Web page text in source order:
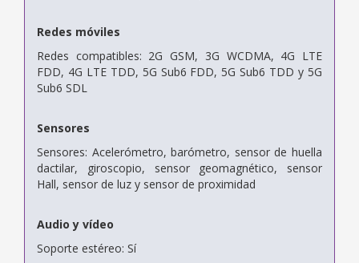
Redes móviles
Redes compatibles: 2G GSM, 3G WCDMA, 4G LTE
FDD, 4G LTE TDD, 5G Sub6 FDD, 5G Sub6 TDD y 5G
Sub6 SDL
Sensores
Sensores: Acelerómetro, barómetro, sensor de huella
dactilar, giroscopio, sensor geomagnético, sensor
Hall, sensor de luz y sensor de proximidad
Audio y vídeo
Soporte estéreo: Sí